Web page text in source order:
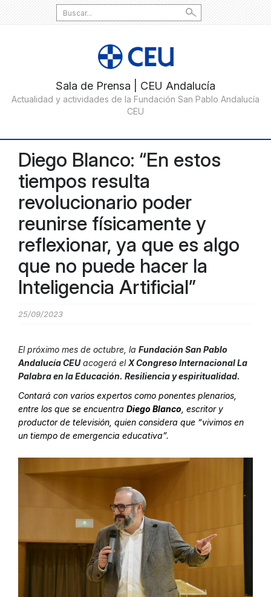
Search
for:
Diego Blanco: “En estos
tiempos resulta
revolucionario poder
reunirse físicamente y
reflexionar, ya que es algo
que no puede hacer la
Inteligencia Artificial”
25/09/2023
El próximo mes de octubre, la Fundación San Pablo
Andalucía CEUacogerá elX Congreso Internacional La
Palabra en la Educación. Resiliencia y espiritualidad.
Contará con varios expertos como ponentes plenarios,
entre los que se encuentra Diego Blanco , escritor y
productor de televisión, quien considera que “vivimos en
un tiempo de emergencia educativa”.